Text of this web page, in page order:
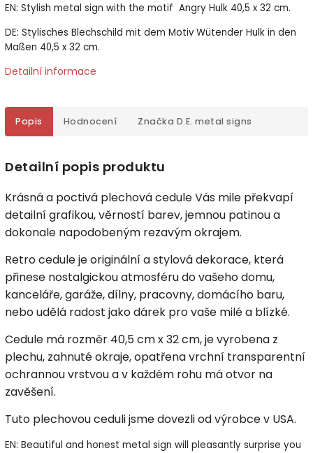
EN: Stylish metal sign with the motif Angry Hulk 40,5 x 32 cm.
DE: Stylisches Blechschild mit dem Motiv Wütender Hulk in den
Maßen 40,5 x 32 cm.
Detailní informace
Popis Hodnocení Značka D.E. metal signs
Detailní popis produktu
Krásná a poctivá plechová cedule Vás mile překvapí
detailní grafikou, věrností barev, jemnou patinou a
dokonale napodobeným rezavým okrajem.
Retro cedule je originální a stylová dekorace, která
přinese nostalgickou atmosféru do vašeho domu,
kanceláře, garáže, dílny, pracovny, domácího baru,
nebo udělá radost jako dárek pro vaše milé a blízké.
Cedule má rozměr 40,5 cm x 32 cm, je vyrobena z
plechu, zahnuté okraje, opatřena vrchní transparentní
ochrannou vrstvou a v každém rohu má otvor na
zavěšení.
Tuto plechovou ceduli jsme dovezli od výrobce v USA.
EN: Beautiful and honest metal sign will pleasantly surprise you